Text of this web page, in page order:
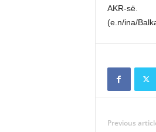
AKR-së.
(e.n/ina/
Previous